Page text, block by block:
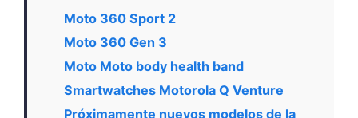
Moto 360 Sport 2
Moto 360 Gen 3
Moto Moto body health band
Smartwatches Motorola Q Venture
Próximamente nuevos modelos de la